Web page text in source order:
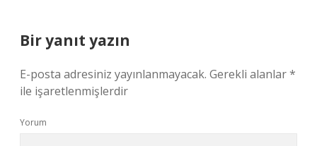
Bir yanıt yazın
E-posta adresiniz yayınlanmayacak. Gerekli alanlar*
ile işaretlenmişlerdir
Yorum